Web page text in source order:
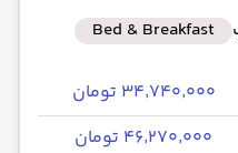
Bed & Breakfast
۳۴٬۷۴۰٬۰۰۰ تومان
۴۶٬۲۷۰٬۰۰۰ تومان